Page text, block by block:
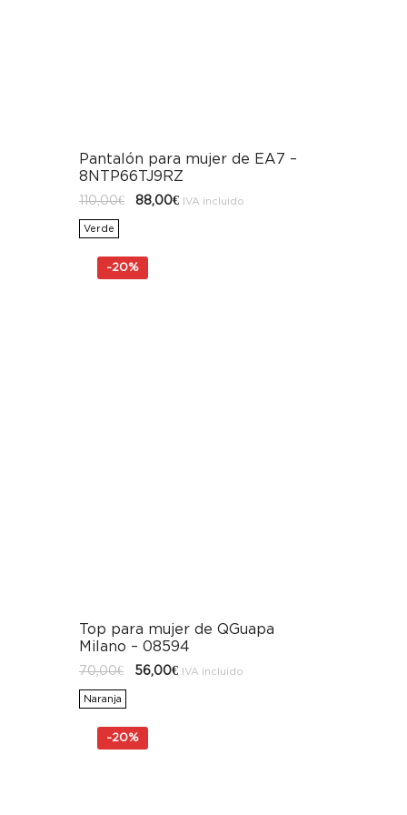
Pantalón para mujer de EA7 –
8NTP66TJ9RZ
110,00€
El88,00€ElIVA incluido
Verde
-20%
Top para mujer de QGuapa
Milano – 08594
70,00€
El56,00€ElIVA incluido
Naranja
-20%